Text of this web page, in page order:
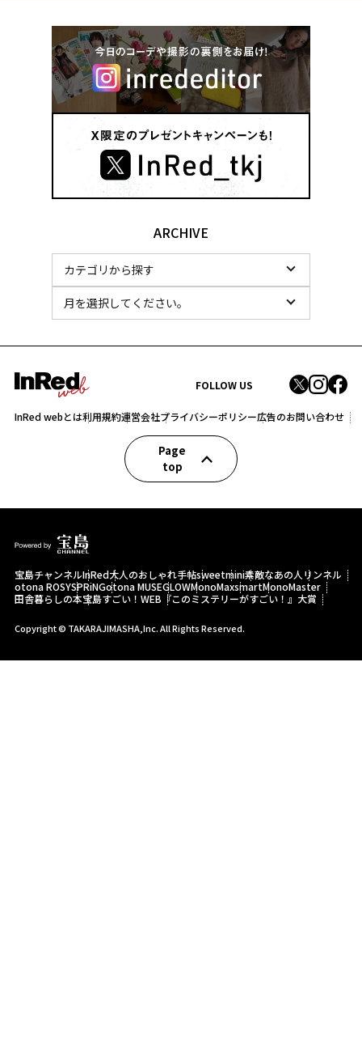
ARCHIVE
FOLLOW US
InRed webとは利用規約運営会社プライバシーポリシー広告のお問い合わせ
Page
top
宝島チャンネルInRed大人のおしゃれ手帖sweetmini素敵なあの人 リンネル
otona ROSYSPRiNGotona MUSEGLOWMonoMaxsmartMonoMaster
田舎暮らしの本宝島すごい！WEB 『このミステリーがすごい！』大賞
Copyright © TAKARAJIMASHA,Inc. All Rights Reserved.